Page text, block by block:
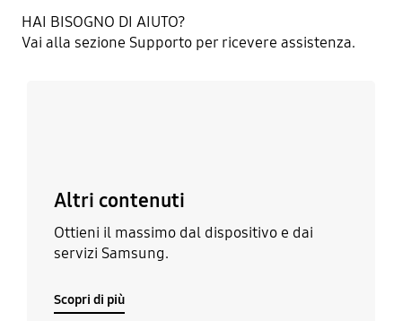
HAI BISOGNO DI AIUTO?​
Vai alla sezione Supporto per ricevere assistenza.​
Altri contenuti
Ottieni il massimo dal dispositivo e dai
servizi Samsung.
Scopri di più